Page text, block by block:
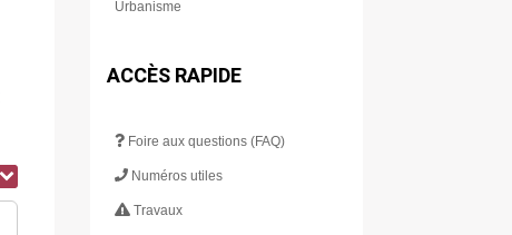
Urbanisme
ACCÈS RAPIDE
Foire aux questions (FAQ)
Numéros utiles
Travaux